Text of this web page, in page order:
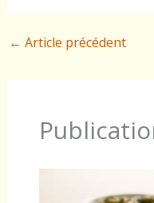
← Article précédent